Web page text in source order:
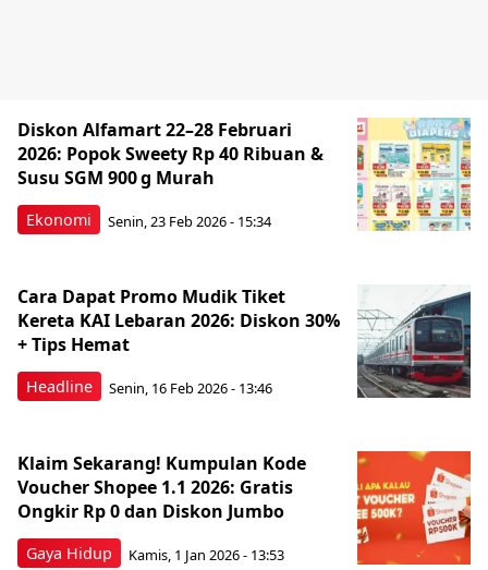
Ekonomi
Diskon Alfamart 22–28 Februari
2026: Popok Sweety Rp 40 Ribuan &
Susu SGM 900 g Murah
Senin, 23 Feb 2026 - 15:34
Headline
Cara Dapat Promo Mudik Tiket
Kereta KAI Lebaran 2026: Diskon 30%
+ Tips Hemat
Senin, 16 Feb 2026 - 13:46
Gaya Hidup
Klaim Sekarang! Kumpulan Kode
Voucher Shopee 1.1 2026: Gratis
Ongkir Rp 0 dan Diskon Jumbo
Kamis, 1 Jan 2026 - 13:53